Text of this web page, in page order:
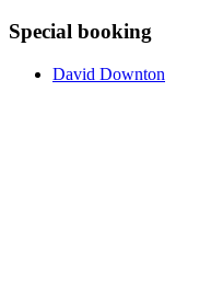
Special booking
David Downton